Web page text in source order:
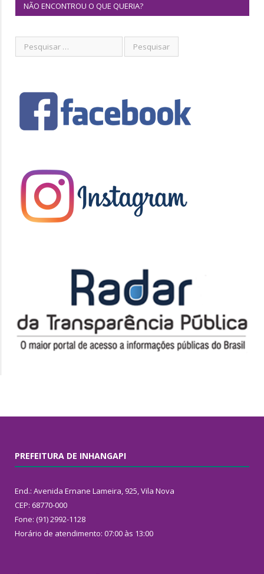
NÃO ENCONTROU O QUE QUERIA?
PREFEITURA DE INHANGAPI
End.: Avenida Ernane Lameira, 925, Vila Nova
CEP: 68770-000
Fone: (91) 2992-1128
Horário de atendimento: 07:00 às 13:00